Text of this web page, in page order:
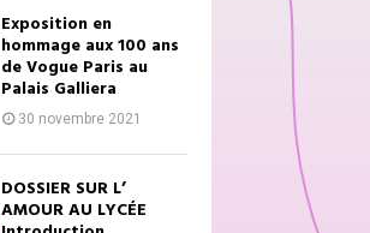
Exposition en
hommage aux 100 ans
de Vogue Paris au
Palais Galliera
30 novembre 2021
DOSSIER SUR L’
AMOUR AU LYCÉE